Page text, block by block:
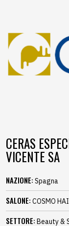
CERAS
VICENTE SA
NAZIONE: Spagna
SALONE: COSMO
SETTORE: Beauty &